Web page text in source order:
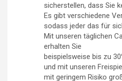
sicherstellen, dass Sie
Es gibt verschiedene
sodass jeder das für
Mit unseren täglichen
erhalten Sie
beispielsweise bis zu
und mit unseren
mit geringem Risiko